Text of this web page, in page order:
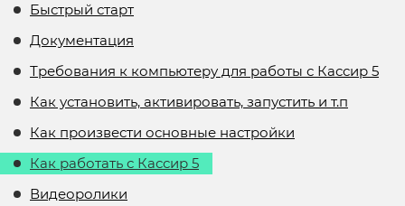
Быстрый старт
Документация
Требования к компьютеру для работы с Кассир 5
Как установить, активировать, запустить и т.п
Как произвести основные настройки
Как работать с Кассир 5
Видеоролики